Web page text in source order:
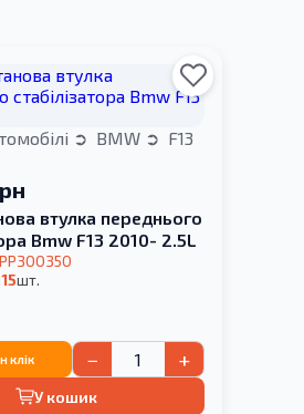
BMW
F13
втулка переднього
Bmw F13 2010- 2.5L
PP300350
15шт.
клік − +
У кошик